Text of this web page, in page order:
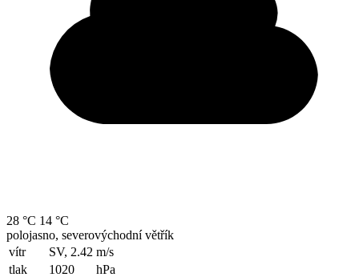
28 °C 14 °C
polojasno, severovýchodní větřík
vítr
SV, 2.42 m/s
tlak
1020 hPa